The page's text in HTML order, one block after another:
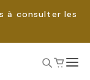
à consulter les